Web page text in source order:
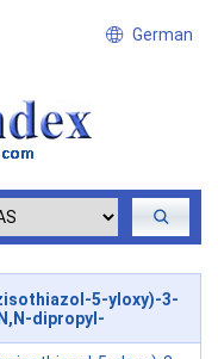
German
5-yloxy)-3-
dipropyl-